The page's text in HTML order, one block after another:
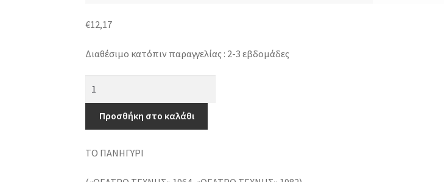
€12,17
Διαθέσιμο κατόπιν παραγγελίας : 2-3 εβδομάδες
Η
-
Προσθήκη στο καλάθι
ΤΟ ΠΑΝΗΓΥΡΙ